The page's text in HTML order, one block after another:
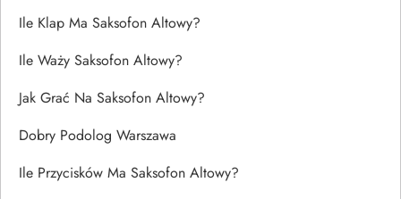
Ile Klap Ma Saksofon Altowy?
Ile Waży Saksofon Altowy?
Jak Grać Na Saksofon Altowy?
Dobry Podolog Warszawa
Ile Przycisków Ma Saksofon Altowy?